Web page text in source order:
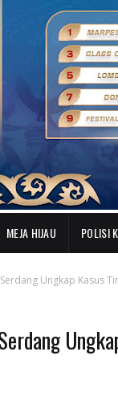
MEJA HIJAU POLISI
Ungkap Kasus